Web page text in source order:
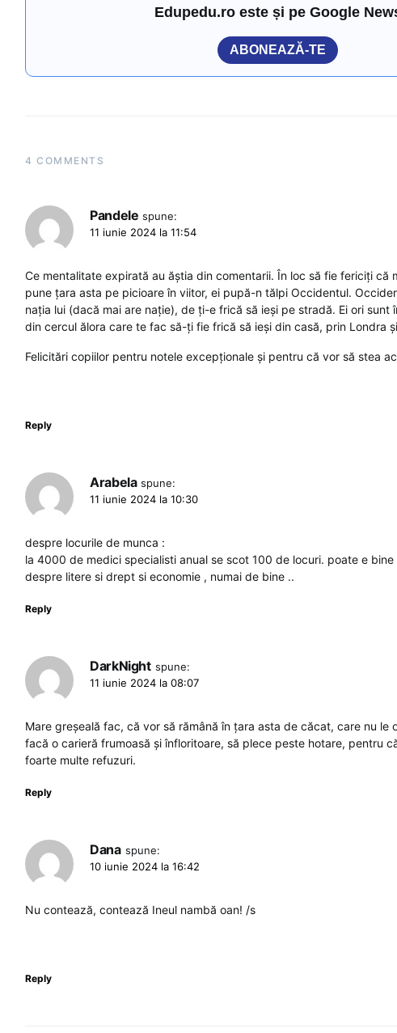
Edupedu.ro este și pe Google
ABONEAZĂ-TE
4 COMMENTS
Pandele spune:
11 iunie 2024 la 11:54
Ce mentalitate expirată au ăștia din comentarii. În loc să fie fericiți că
pune țara asta pe picioare în viitor, ei pupă-n tălpi Occidentul.
nația lui (dacă mai are nație), de ți-e frică să ieși pe stradă. Ei ori sunt
din cercul ălora care te fac să-ți fie frică să ieși din casă, prin Londra
Felicitări copiilor pentru notele excepționale și pentru că vor să stea
Reply
Arabela spune:
11 iunie 2024 la 10:30
despre locurile de munca :
la 4000 de medici specialisti anual se scot 100 de locuri. poate e bine
despre litere si drept si economie , numai de bine ..
Reply
DarkNight spune:
11 iunie 2024 la 08:07
Mare greșeală fac, că vor să rămână în țara asta de căcat, care nu le
facă o carieră frumoasă și înfloritoare, să plece peste hotare, pentru
foarte multe refuzuri.
Reply
Dana spune:
10 iunie 2024 la 16:42
Nu contează, contează Ineul nambă oan! /s
Reply